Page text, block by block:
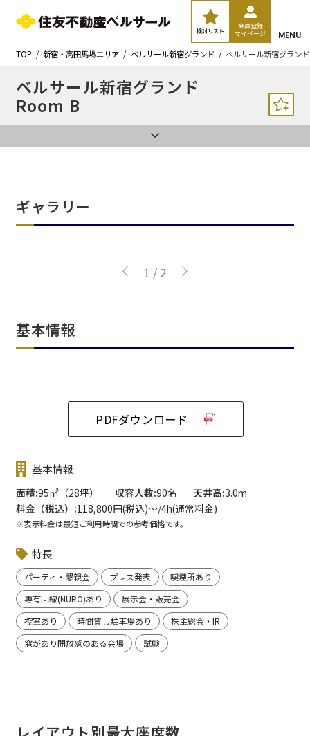
検討リスト
会員登録
マイページ
MENU
TOP
新宿・高田馬場エリア ベルサール新宿グランド ベルサール新宿グラ
ベルサール新宿グランド
Room B
ギャラリー
1 / 2
基本情報
PDFダウンロード
基本情報
面積 95㎡（28坪） 収容人数 90名 天井高 3.0m
料金（税込）
118,800円(税込)〜/4h(通常料金)
※表示料金は最短ご利用時間での参考価格です。
特長
パーティ・懇親会 プレス発表
喫煙所あり
専有回線(NURO)あり
展示会・販売会
控室あり
時間貸し駐車場あり
株主総会・IR
窓があり開放感のある会場
試験
レイアウト別最大座席数